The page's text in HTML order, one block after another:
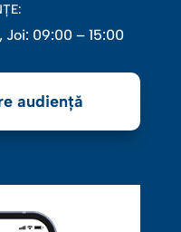
Joi: 09:00 – 15:00
audiență